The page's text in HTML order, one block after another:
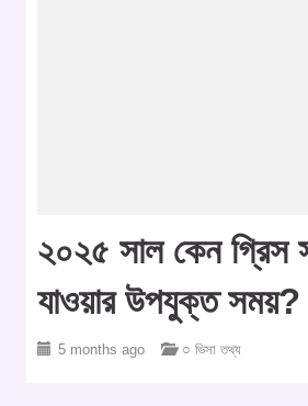
২০২৫ সাল কেন গ্রিস
যাওয়ার উপযুক্ত সময়?
5 months ago ○ ভিসা তথ্য